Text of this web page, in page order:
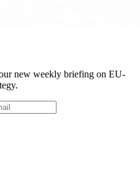
new weekly briefing on EU-